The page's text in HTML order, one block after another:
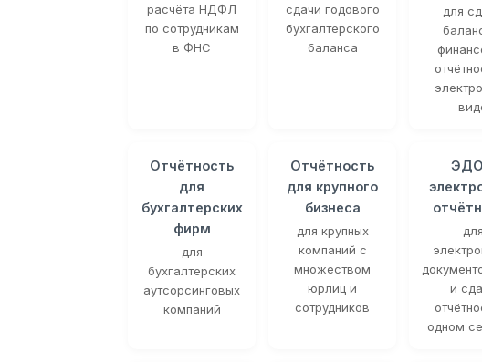
расчёта НДФЛ
по сотрудникам
в ФНС
сдачи годового
бухгалтерского
баланса
для
Отчётность
для
бухгалтерских
фирм
для
бухгалтерских
аутсорсинговых
компаний
Отчётность
для крупного
бизнеса
для крупных
компаний с
множеством
юрлиц и
сотрудников
для
и
одном